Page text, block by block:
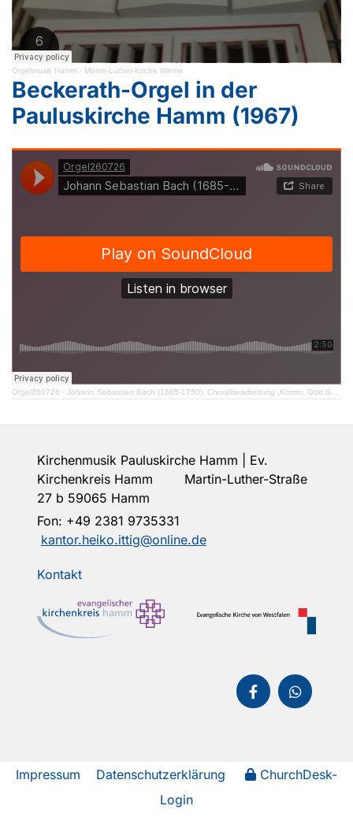
Orgelmusik Hamm · Martin-Luther-Kirche Werne
Beckerath-Orgel in der
Pauluskirche Hamm (1967)
Orgel260726 · Johann Sebastian Bach (1685-1750): Choralbearbeitung „Komm, Gott Schöpfer, Heiliger Geist“ BWV 667
Kirchenmusik Pauluskirche Hamm | Ev.
Kirchenkreis Hamm Martin-Luther-Straße
27 b 59065 Hamm
Fon: +49 2381 9735331
kantor.heiko.ittig@online.de
Kontakt
Impressum Datenschutzerklärung
ChurchDesk-
Login